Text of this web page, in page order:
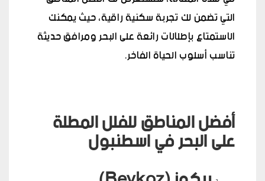
التي تضمن لك تجربة سكنية راقية، حيث يمكنك
الاستمتاع بإطلالات رائعة على البحر ومرافق حديثة
تناسب أسلوب الحياة الفاخر.
أفضل المناطق للفلل المطلة
على البحر في اسطنبول